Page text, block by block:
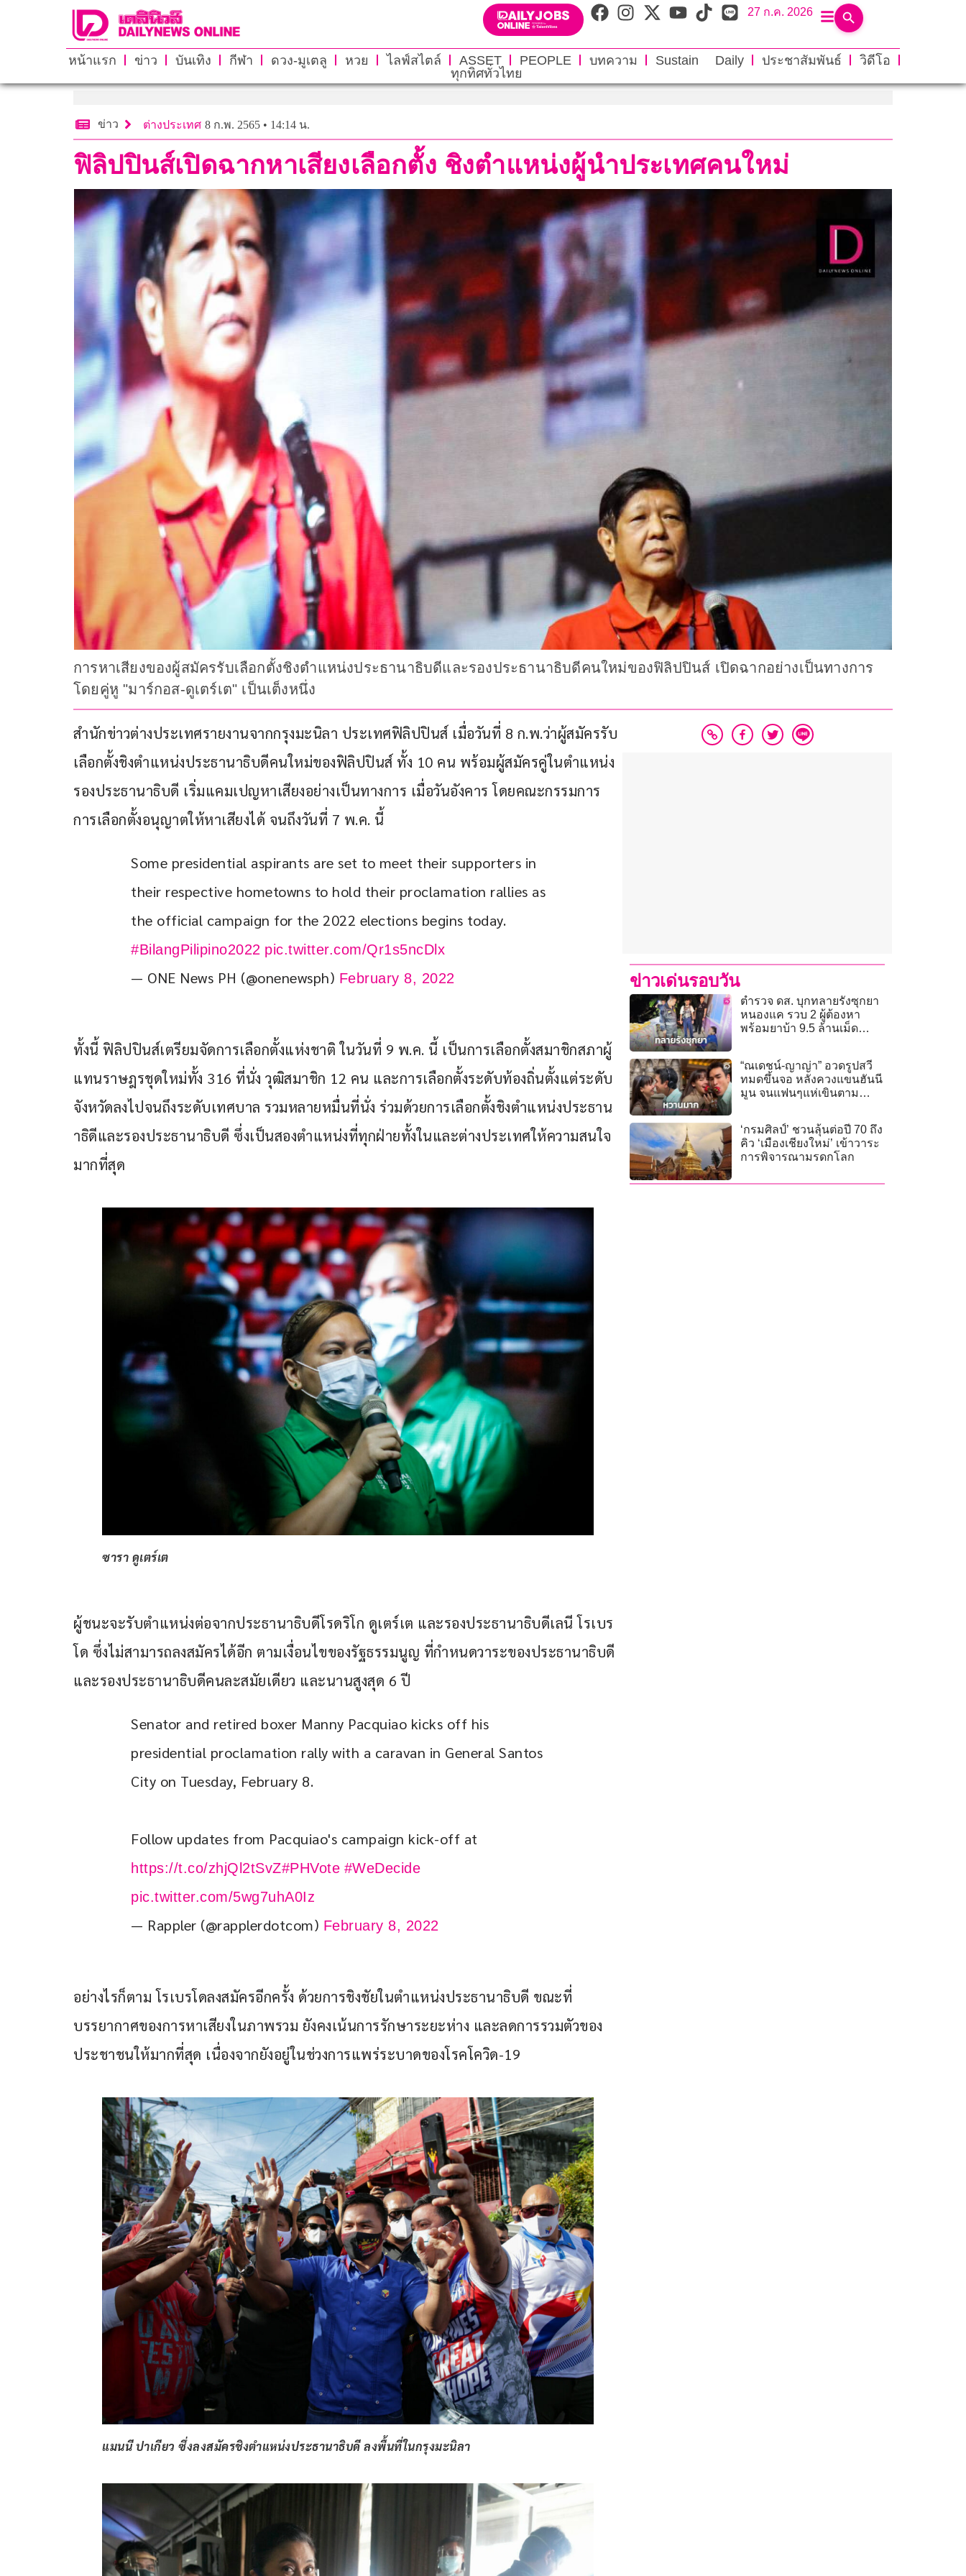
27 ก.ค. 2026
หน้าแรก ข่าว บันเทิง กีฬา ดวง-มูเตลู หวย ไลฟ์สไตล์ ASSET PEOPLE บทความ Sustain Daily ประชาสัมพันธ์
วิดีโอ
ทุกทิศทั่วไทย
ข่าว ต่างประเทศ 8 ก.พ. 2565 • 14:14 น.
ฟิลิปปินส์เปิดฉากหาเสียงเลือกตั้ง ชิงตำแหน่งผู้นำประเทศคนใหม่
การหาเสียงของผู้สมัครรับเลือกตั้งชิงตำแหน่งประธานาธิบดีและรองประธานาธิบดีคนใหม่ของฟิลิปปินส์ เปิดฉากอย่างเป็นทางการ
โดยคู่หู "มาร์กอส-ดูเตร์เต" เป็นเต็งหนึ่ง
สำนักข่าวต่างประเทศรายงานจากกรุงมะนิลา ประเทศฟิลิปปินส์ เมื่อวันที่ 8 ก.พ.ว่าผู้สมัครรับ
เลือกตั้งชิงตำแหน่งประธานาธิบดีคนใหม่ของฟิลิปปินส์ ทั้ง 10 คน พร้อมผู้สมัครคู่ในตำแหน่ง
รองประธานาธิบดี เริ่มแคมเปญหาเสียงอย่างเป็นทางการ เมื่อวันอังคาร โดยคณะกรรมการ
การเลือกตั้งอนุญาตให้หาเสียงได้ จนถึงวันที่ 7 พ.ค. นี้
Some presidential aspirants are set to meet their supporters in
their respective hometowns to hold their proclamation rallies as
the official campaign for the 2022 elections begins today.
#BilangPilipino2022 pic.twitter.com/Qr1s5ncDlx
— ONE News PH (@onenewsph) February 8, 2022
ทั้งนี้ ฟิลิปปินส์เตรียมจัดการเลือกตั้งแห่งชาติ ในวันที่ 9 พ.ค. นี้ เป็นการเลือกตั้งสมาชิกสภาผู้
แทนราษฎรชุดใหม่ทั้ง 316 ที่นั่ง วุฒิสมาชิก 12 คน และการเลือกตั้งระดับท้องถิ่นตั้งแต่ระดับ
จังหวัดลงไปจนถึงระดับเทศบาล รวมหลายหมื่นที่นั่ง ร่วมด้วยการเลือกตั้งชิงตำแหน่งประธาน
าธิดีและรองประธานาธิบดี ซึ่งเป็นสองตำแหน่งที่ทุกฝ่ายทั้งในและต่างประเทศให้ความสนใจ
มากที่สุด
ซารา ดูเตร์เต
ผู้ชนะจะรับตำแหน่งต่อจากประธานาธิบดีโรดริโก ดูเตร์เต และรองประธานาธิบดีเลนี โรเบร
โด ซึ่งไม่สามารถลงสมัครได้อีก ตามเงื่อนไขของรัฐธรรมนูญ ที่กำหนดวาระของประธานาธิบดี
และรองประธานาธิบดีคนละสมัยเดียว และนานสูงสุด 6 ปี
Senator and retired boxer Manny Pacquiao kicks off his
presidential proclamation rally with a caravan in General Santos
City on Tuesday, February 8.
Follow updates from Pacquiao's campaign kick-off at
https://t.co/zhjQl2tSvZ#PHVote #WeDecide
pic.twitter.com/5wg7uhA0Iz
— Rappler (@rapplerdotcom) February 8, 2022
อย่างไรก็ตาม โรเบรโดลงสมัครอีกครั้ง ด้วยการชิงชัยในตำแหน่งประธานาธิบดี ขณะที่
บรรยากาศของการหาเสียงในภาพรวม ยังคงเน้นการรักษาระยะห่าง และลดการรวมตัวของ
ประชาชนให้มากที่สุด เนื่องจากยังอยู่ในช่วงการแพร่ระบาดของโรคโควิด-19
แมนนี ปาเกียว ซึ่งลงสมัครชิงตำแหน่งประธานาธิบดี ลงพื้นที่ในกรุงมะนิลา
ข่าวเด่นรอบวัน
ตำรวจ ดส. บุกทลายรังซุกยา
หนองแค รวบ 2 ผู้ต้องหา
พร้อมยาบ้า 9.5 ล้านเม็ด
“ณเดชน์-ญาญ่า” อวดรูปสวี
ทมดขึ้นจอ หลังควงแขนฮันนี
มูน จนแฟนๆแห่เขินตาม
‘กรมศิลป์’ ชวนลุ้นต่อปี 70 ถึง
คิว ‘เมืองเชียงใหม่’ เข้าวาระ
การพิจารณามรดกโลก